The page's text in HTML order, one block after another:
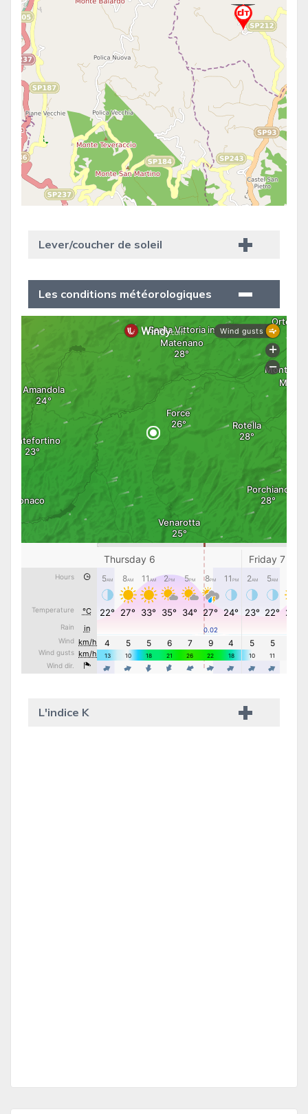
Lever/coucher de soleil
Les conditions météorologiques
L'indice K